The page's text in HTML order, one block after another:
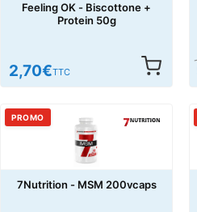
Feeling OK - Biscottone +
Protein 50g
2,70€TTC
PROMO
7Nutrition - MSM 200vcaps